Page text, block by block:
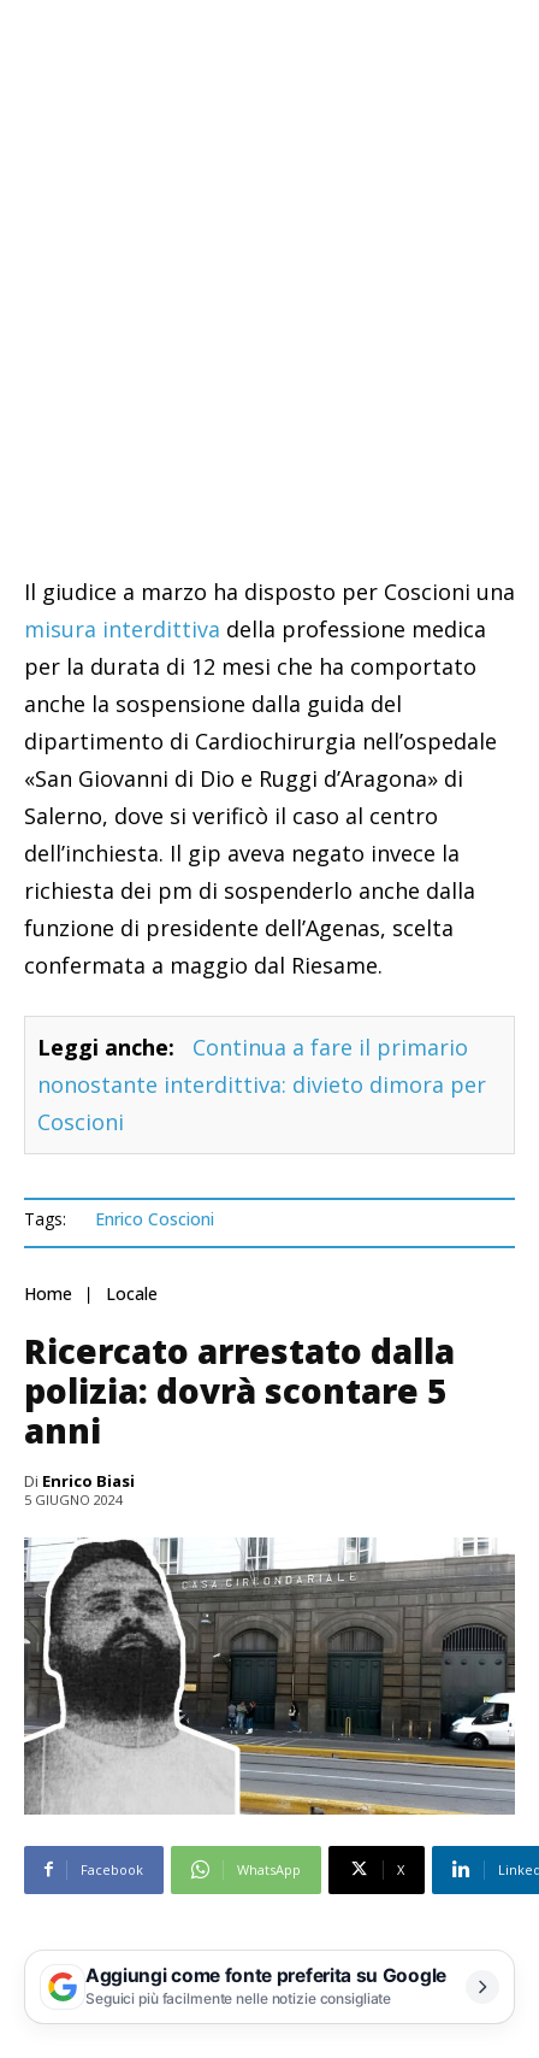
Il giudice a marzo ha disposto per Coscioni una
misura interdittiva della professione medica
per la durata di 12 mesi che ha comportato
anche la sospensione dalla guida del
dipartimento di Cardiochirurgia nell’ospedale
«San Giovanni di Dio e Ruggi d’Aragona» di
Salerno, dove si verificò il caso al centro
dell’inchiesta. Il gip aveva negato invece la
richiesta dei pm di sospenderlo anche dalla
funzione di presidente dell’Agenas, scelta
confermata a maggio dal Riesame.
Leggi anche:
Continua a fare il primario
nonostante interdittiva: divieto dimora per
Coscioni
Tags: Enrico Coscioni
Home Locale
Ricercato arrestato dalla
polizia: dovrà scontare 5
anni
Di Enrico Biasi
5 GIUGNO 2024
Facebook WhatsApp X
Aggiungi come fonte preferita su Google
Seguici più facilmente nelle notizie consigliate